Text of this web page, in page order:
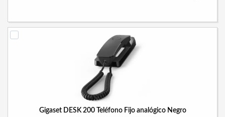
Gigaset DESK 200 Teléfono Fijo analógico Negro